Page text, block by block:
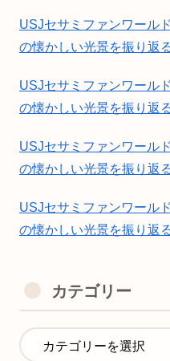
USJセサミファンワール
の懐かしい光景を振り返
USJセサミファンワール
の懐かしい光景を振り返
USJセサミファンワール
の懐かしい光景を振り返
USJセサミファンワール
の懐かしい光景を振り返
カテゴリー